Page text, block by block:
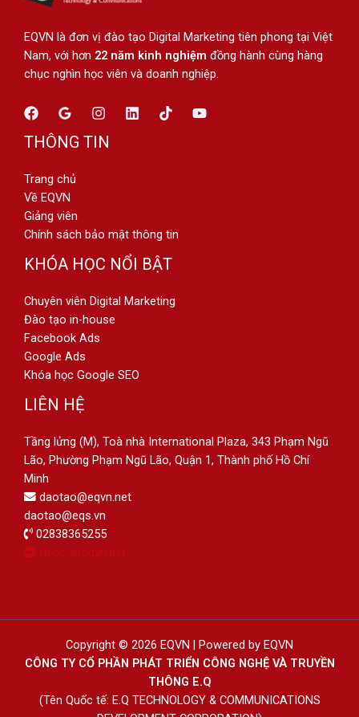
EQVN là đơn vị đào tạo Digital Marketing tiên phong tại Việt
Nam, với hơn 22 năm kinh nghiệm đồng hành cùng hàng
chục nghìn học viên và doanh nghiệp.
THÔNG TIN
Trang chủ
Về EQVN
Giảng viên
Chính sách bảo mật thông tin
KHÓA HỌC NỔI BẬT
Chuyên viên Digital Marketing
Đào tạo in-house
Facebook Ads
Google Ads
Khóa học Google SEO
LIÊN HỆ
Tầng lửng (M), Toà nhà International Plaza, 343 Phạm Ngũ
Lão, Phường Phạm Ngũ Lão, Quận 1, Thành phố Hồ Chí
Minh
daotao@eqvn.net
daotao@eqs.vn
02838365255
fb.com/eqvn.net
Copyright © 2026 EQVN | Powered by EQVN
CÔNG TY CỔ PHẦN PHÁT TRIỂN CÔNG NGHỆ VÀ TRUYỀN
THÔNG E.Q
(Tên Quốc tế: E.Q TECHNOLOGY & COMMUNICATIONS